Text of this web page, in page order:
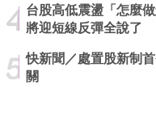
台股高低震盪「怎麼
將迎短線反彈全說了
快新聞／處置股新制
關